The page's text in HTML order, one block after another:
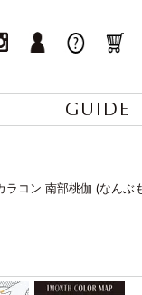
GUIDE
ラコン 南部桃伽 (なんぶ